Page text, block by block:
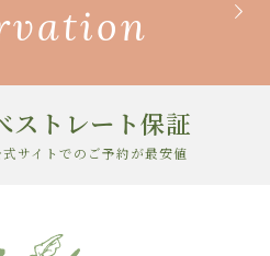
ストレート保証
式サイトでのご予約が最安値